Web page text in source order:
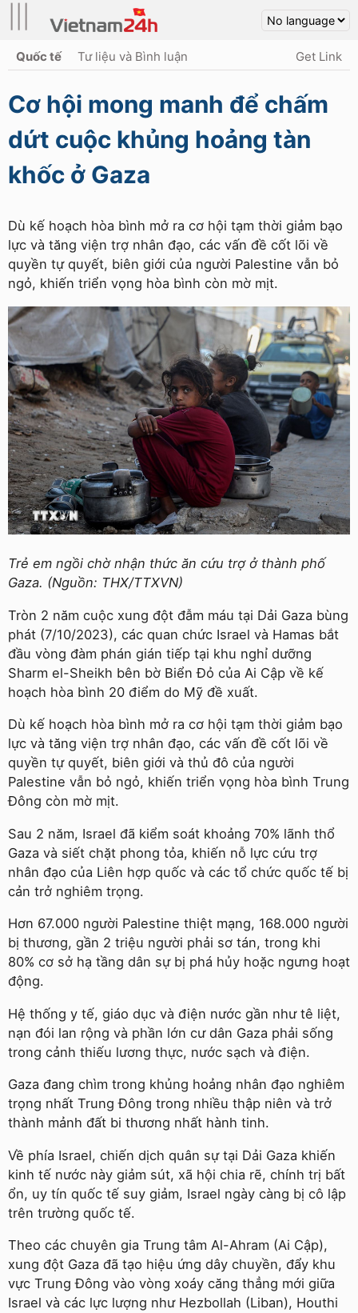
Quốc tế Tư liệu và Bình luận Get Link
Cơ hội mong manh để chấm
dứt cuộc khủng hoảng tàn
khốc ở Gaza
Dù kế hoạch hòa bình mở ra cơ hội tạm thời giảm bạo
lực và tăng viện trợ nhân đạo, các vấn đề cốt lõi về
quyền tự quyết, biên giới của người Palestine vẫn bỏ
ngỏ, khiến triển vọng hòa bình còn mờ mịt.
Trẻ em ngồi chờ nhận thức ăn cứu trợ ở thành phố
Gaza. (Nguồn: THX/TTXVN)
Tròn 2 năm cuộc xung đột đẫm máu tại Dải Gaza bùng
phát (7/10/2023), các quan chức Israel và Hamas bắt
đầu vòng đàm phán gián tiếp tại khu nghỉ dưỡng
Sharm el-Sheikh bên bờ Biển Đỏ của Ai Cập về kế
hoạch hòa bình 20 điểm do Mỹ đề xuất.
Dù kế hoạch hòa bình mở ra cơ hội tạm thời giảm bạo
lực và tăng viện trợ nhân đạo, các vấn đề cốt lõi về
quyền tự quyết, biên giới và thủ đô của người
Palestine vẫn bỏ ngỏ, khiến triển vọng hòa bình Trung
Đông còn mờ mịt.
Sau 2 năm, Israel đã kiểm soát khoảng 70% lãnh thổ
Gaza và siết chặt phong tỏa, khiến nỗ lực cứu trợ
nhân đạo của Liên hợp quốc và các tổ chức quốc tế bị
cản trở nghiêm trọng.
Hơn 67.000 người Palestine thiệt mạng, 168.000 người
bị thương, gần 2 triệu người phải sơ tán, trong khi
80% cơ sở hạ tầng dân sự bị phá hủy hoặc ngưng hoạt
động.
Hệ thống y tế, giáo dục và điện nước gần như tê liệt,
nạn đói lan rộng và phần lớn cư dân Gaza phải sống
trong cảnh thiếu lương thực, nước sạch và điện.
Gaza đang chìm trong khủng hoảng nhân đạo nghiêm
trọng nhất Trung Đông trong nhiều thập niên và trở
thành mảnh đất bi thương nhất hành tinh.
Về phía Israel, chiến dịch quân sự tại Dải Gaza khiến
kinh tế nước này giảm sút, xã hội chia rẽ, chính trị bất
ổn, uy tín quốc tế suy giảm, Israel ngày càng bị cô lập
trên trường quốc tế.
Theo các chuyên gia Trung tâm Al-Ahram (Ai Cập),
xung đột Gaza đã tạo hiệu ứng dây chuyền, đẩy khu
vực Trung Đông vào vòng xoáy căng thẳng mới giữa
Israel và các lực lượng như Hezbollah (Liban), Houthi